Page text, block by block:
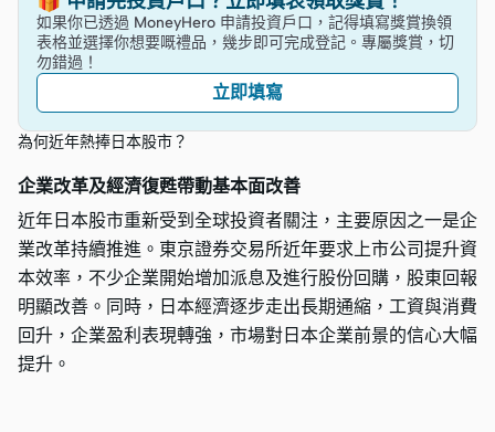
如果你已透過 MoneyHero 申請投資戶口，記得填寫獎賞換領
表格並選擇你想要嘅禮品，幾步即可完成登記。專屬獎賞，切
勿錯過！
立即填寫
為何近年熱捧日本股市？
企業改革及經濟復甦帶動基本面改善
近年日本股市重新受到全球投資者關注，主要原因之一是企
業改革持續推進。東京證券交易所近年要求上市公司提升資
本效率，不少企業開始增加派息及進行股份回購，股東回報
明顯改善。同時，日本經濟逐步走出長期通縮，工資與消費
回升，企業盈利表現轉強，市場對日本企業前景的信心大幅
提升。